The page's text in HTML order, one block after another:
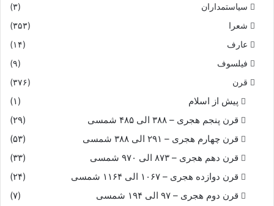
چرا کهتر از خویشتن داردت‏
و گر دشمنى آمدستت پدید
که تیمار و رنجش بباید کشید
من اینک بهر کار یار توام
چو جنگ آورى مایه‏دار توام‏
ور ایدونک نزدیک افراسیاب
سیاستمداران
(۳)
شعرا
(۳۵۳)
عارف
(۱۴)
فیلسوف
(۹)
قرن
(۳۷۶)
پیش از اسلام
(۱)
قرن پنجم هجری – ۳۸۸ الی ۴۸۵ شمسی
(۲۹)
قرن چهارم هجری – ۲۹۱ الی ۳۸۸ شمسی
(۵۳)
قرن دهم هجری – ۸۷۳ الی ۹۷۰ شمسی
(۳۳)
قرن دوازده هجری – ۱۰۶۷ الی ۱۱۶۴ شمسی
(۲۴)
قرن دوم هجری – ۹۷ الی ۱۹۴ شمسی
(۷)